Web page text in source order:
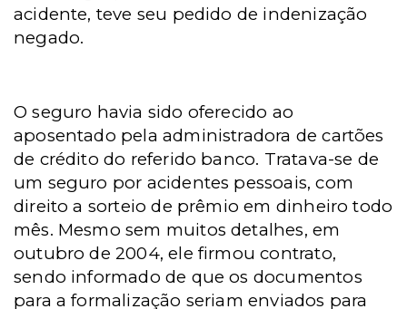
acidente, teve seu pedido de indenização
negado.
O seguro havia sido oferecido ao
aposentado pela administradora de cartões
de crédito do referido banco. Tratava-se de
um seguro por acidentes pessoais, com
direito a sorteio de prêmio em dinheiro todo
mês. Mesmo sem muitos detalhes, em
outubro de 2004, ele firmou contrato,
sendo informado de que os documentos
para a formalização seriam enviados para